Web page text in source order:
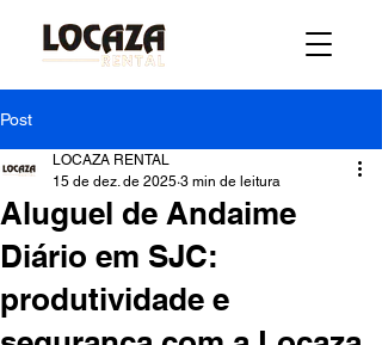
Post
Aluguel de Andaime
Diário em SJC:
produtividade e
LOCAZA RENTAL
15 de dez. de 2025 3 min de leitura